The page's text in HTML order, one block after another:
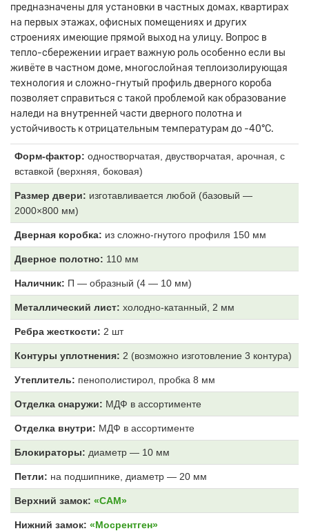
предназначены для установки в частных домах, квартирах
на первых этажах, офисных помещениях и других
строениях имеющие прямой выход на улицу. Вопрос в
тепло-сбережении играет важную роль особенно если вы
живёте в частном доме, многослойная теплоизолирующая
технология и сложно-гнутый профиль дверного короба
позволяет справиться с такой проблемой как образование
наледи на внутренней части дверного полотна и
устойчивость к отрицательным температурам до -40°C.
Форм-фактор: одностворчатая, двустворчатая, арочная, с
вставкой (верхняя, боковая)
Размер двери: изготавливается любой (базовый —
2000×800 мм)
Дверная коробка: из сложно-гнутого профиля 150 мм
Дверное полотно: 110 мм
Наличник: П — образный (4 — 10 мм)
Металлический лист: холодно-катанный, 2 мм
Ребра жесткости: 2 шт
Контуры уплотнения: 2 (возможно изготовление 3 контура)
Утеплитель: пенополистирол, пробка 8 мм
Отделка снаружи: МДФ в ассортименте
Отделка внутри: МДФ в ассортименте
Блокираторы: диаметр — 10 мм
Петли: на подшипнике, диаметр — 20 мм
Верхний замок: «САМ»
Нижний замок: «Мосрентген»